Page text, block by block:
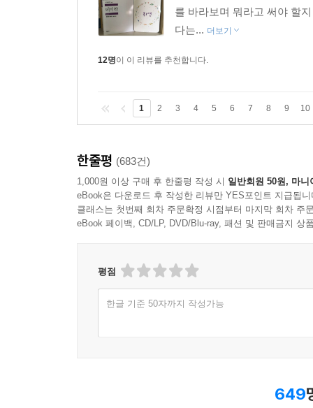
를 바라보며 뭐라고 써야 할
다는... 더보기
12명이 이 리뷰를 추천합니다.
1 2 3 4 5 6 7 8 9 10
한줄평 (683건)
1,000원 이상 구매 후 한줄평 작성 시 일반회원 50원, 마니
eBook은 다운로드 후 작성한 리뷰만 YES포인트 지급됩니
클래스는 첫번째 회차 주문확정 시점부터 마지막 회차 주
eBook 페이백, CD/LP, DVD/Blu-ray, 패션 및 판매금지 상
평점
한글 기준 50자까지 작성가능
649